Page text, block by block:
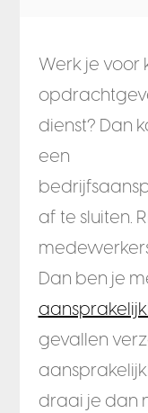
Werk je voor
dienst? Dan
een
af te sluiten.
Dan ben je
gevallen
draai je dan